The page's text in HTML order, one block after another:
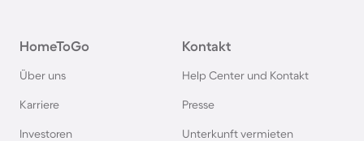
HomeToGo
Über uns
Karriere
Investoren
Kontakt
Help Center und Kontakt
Presse
Unterkunft vermieten